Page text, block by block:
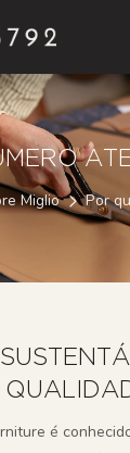
Miglio Por
é